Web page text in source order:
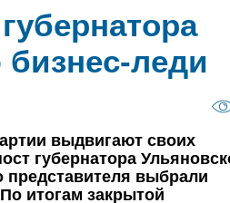
леди
выдвигают своих
губернатора
представителя выбрали
итогам закрытой